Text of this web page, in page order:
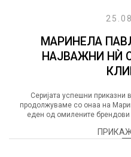
МАРИНЕЛА
НАЈВАЖНИ НЍ
Серијата успешни приказни
продолжуваме со онаа на
еден од омилените